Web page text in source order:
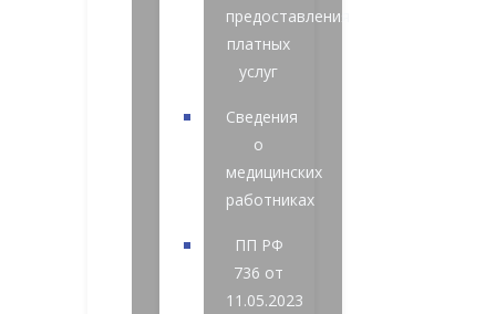
предоставления
платных
услуг
Сведения
о
медицинских
работниках
ПП РФ
736 от
11.05.2023